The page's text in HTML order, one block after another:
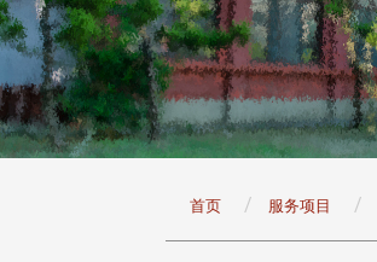
首页 服务项目